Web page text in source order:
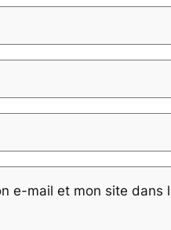
e-mail et mon site